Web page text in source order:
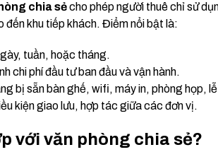
chia sẻcho phép người thuê chỉ sử
đến khu tiếp khách. Điểm nổi bật là:
tuần, hoặc tháng.
chi phí đầu tư ban đầu và vận hành.
bị sẵn bàn ghế, wifi, máy in, phòng họp,
kiện giao lưu, hợp tác giữa các đơn vị.
với văn phòng chia sẻ?